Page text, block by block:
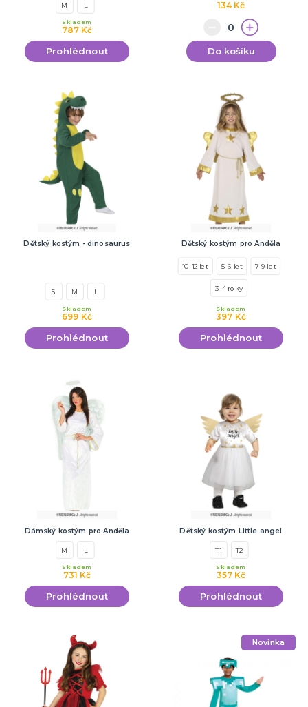
M L
787 Kč
Skladem
Prohlédnout
134 Kč
Do košíku
Dětský kostým - dinosaurus
S M L
699 Kč
Skladem
Prohlédnout
Dětský kostým pro Anděla
10-12 let 5-6 let 7-9 let
3-4 roky
397 Kč
Skladem
Prohlédnout
Dámský kostým pro Anděla
M L
731 Kč
Skladem
Prohlédnout
Dětský kostým Little angel
T1 T2
357 Kč
Skladem
Prohlédnout
Novinka